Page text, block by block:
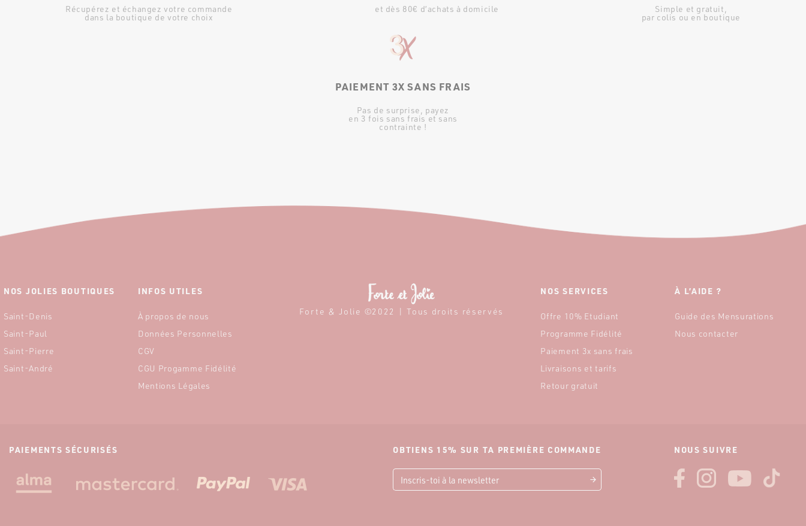
Récupérez et échangez votre commande
dans la boutique de votre choix
et dès 80€ d’achats à domicile
Simple et gratuit,
par colis ou en boutique
PAIEMENT 3X SANS FRAIS
Pas de surprise, payez
en 3 fois sans frais et sans
contrainte !
NOS JOLIES BOUTIQUES
Saint-Denis
Saint-Paul
Saint-Pierre
Saint-André
INFOS UTILES
À propos de nous
Données Personnelles
CGV
CGU Progamme Fidélité
Mentions Légales
Forte & Jolie ©2022 | Tous droits réservés
NOS SERVICES
Offre 10% Etudiant
Programme Fidélité
Paiement 3x sans frais
Livraisons et tarifs
Retour gratuit
À L’AIDE ?
Guide des Mensurations
Nous contacter
PAIEMENTS SÉCURISÉS OBTIENS 15% SUR TA PREMIÈRE COMMANDE NOUS SUIVRE